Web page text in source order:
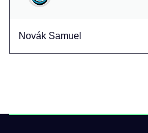
Novák Samuel